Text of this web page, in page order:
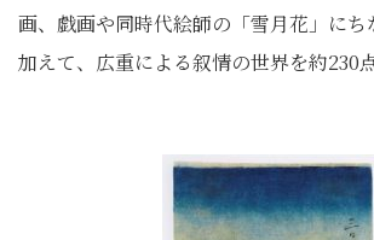
画、戯画や同時代絵師の「雪月花」にち
加えて、広重による叙情の世界を約230